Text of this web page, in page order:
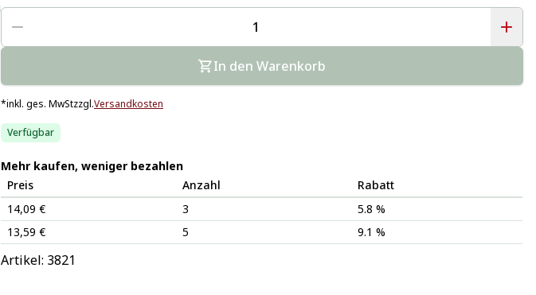
In den Warenkorb
*inkl. ges. MwStzzgl.Versandkosten
Verfügbar
Mehr kaufen, weniger bezahlen
Preis
Anzahl
Rabatt
14,09 €
3
5.8 %
13,59 €
5 9.1 %
Artikel: 3821